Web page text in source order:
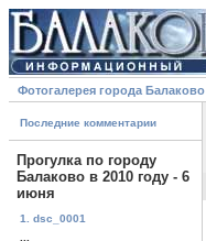
Фотогалерея города Балаково
Последние комментарии
Прогулка по городу
Балаково в 2010 году - 6
июня
1. dsc_0001